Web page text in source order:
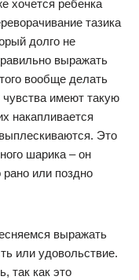
хочется ребенка
тазика
долго не
выражать
вообще делать
имеют такую
накапливается
Это
шарика – он
рано или поздно
выражать
или удовольствие.
так как это